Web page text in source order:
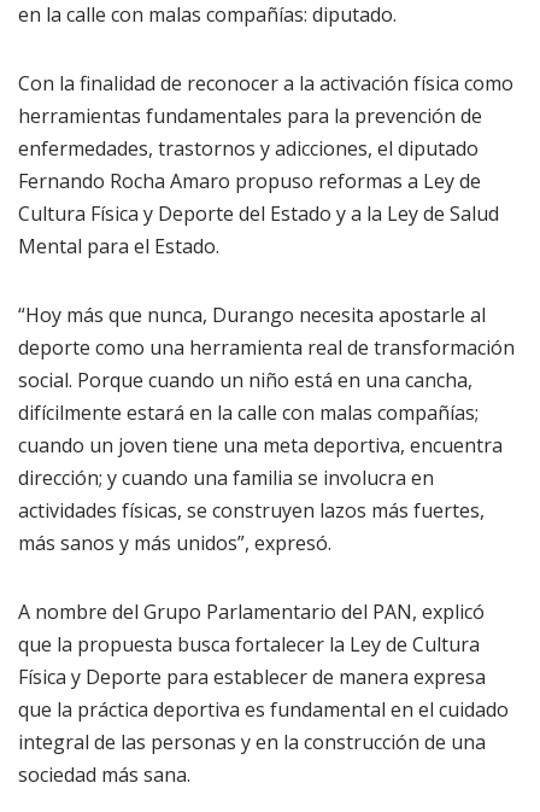
en la calle con malas compañías: diputado.
Con la finalidad de reconocer a la activación física como
herramientas fundamentales para la prevención de
enfermedades, trastornos y adicciones, el diputado
Fernando Rocha Amaro propuso reformas a Ley de
Cultura Física y Deporte del Estado y a la Ley de Salud
Mental para el Estado.
“Hoy más que nunca, Durango necesita apostarle al
deporte como una herramienta real de transformación
social. Porque cuando un niño está en una cancha,
difícilmente estará en la calle con malas compañías;
cuando un joven tiene una meta deportiva, encuentra
dirección; y cuando una familia se involucra en
actividades físicas, se construyen lazos más fuertes,
más sanos y más unidos”, expresó.
A nombre del Grupo Parlamentario del PAN, explicó
que la propuesta busca fortalecer la Ley de Cultura
Física y Deporte para establecer de manera expresa
que la práctica deportiva es fundamental en el cuidado
integral de las personas y en la construcción de una
sociedad más sana.